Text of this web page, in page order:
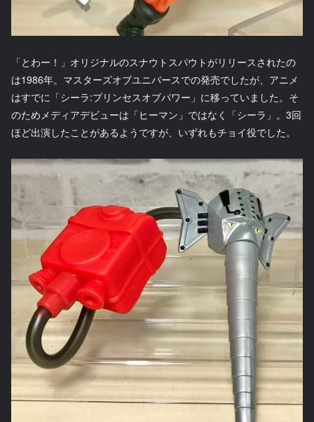
「とわー！」オリジナルのスナウトスパウトがリリースされたの
は1986年。マスターズオブユニバースでの発売でしたが、アニメ
はすでに「シーラ:プリンセスオブパワー」に移っていました。そ
のためメディアデビューは「ヒーマン」ではなく「シーラ」。3回
ほど出演したことがあるようですが、いずれもチョイ役でした。